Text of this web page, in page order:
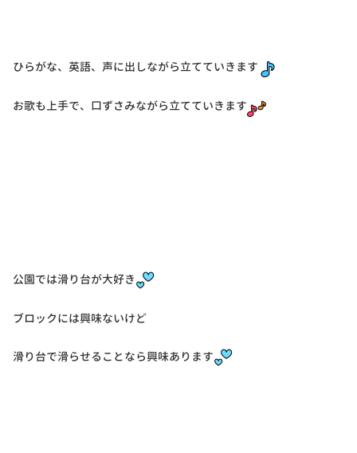
ひらがな、英語、声に出しながら立てていきます
お歌も上手で、口ずさみながら立てていきます
公園では滑り台が大好き
ブロックには興味ないけど
滑り台で滑らせることなら興味あります